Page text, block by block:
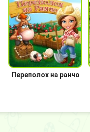
Переполох на ранчо